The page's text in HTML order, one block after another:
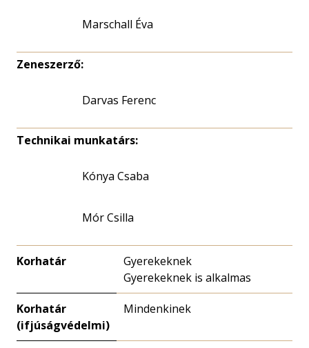
Marschall Éva
Zeneszerző:
Darvas Ferenc
Technikai munkatárs:
Kónya Csaba
Mór Csilla
Korhatár
Gyerekeknek
Gyerekeknek is alkalmas
Korhatár
(ifjúságvédelmi)
Mindenkinek